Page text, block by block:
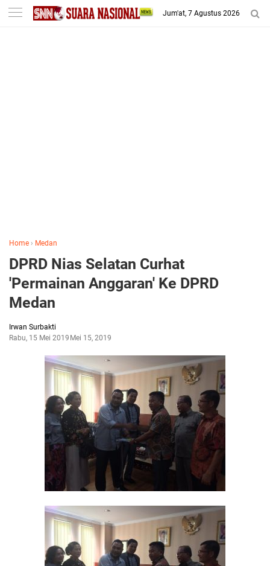
-->
Jum'at, 7 Agustus 2026
Home › Medan
DPRD Nias Selatan Curhat
'Permainan Anggaran' Ke DPRD
Medan
Irwan Surbakti
Rabu, 15 Mei 2019 Mei 15, 2019